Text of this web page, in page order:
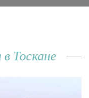
Тоскане